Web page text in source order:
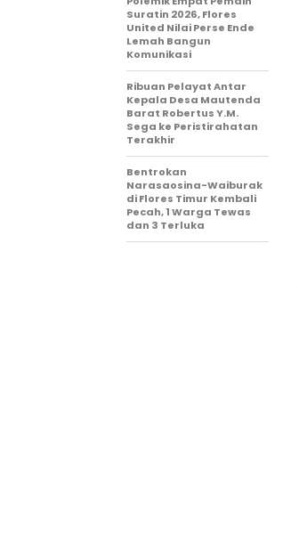
Suratin 2026, Flores
United Nilai Perse Ende
Lemah Bangun
Komunikasi
Ribuan Pelayat Antar
Kepala Desa Mautenda
Barat Robertus Y.M.
Sega ke Peristirahatan
Terakhir
Bentrokan
Narasaosina-Waiburak
di Flores Timur Kembali
Pecah, 1 Warga Tewas
dan 3 Terluka